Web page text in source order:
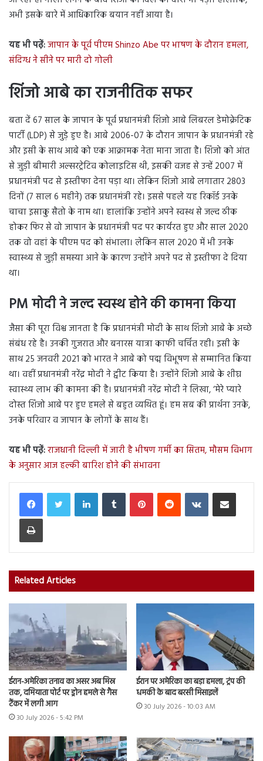
अभी इसके बारे में आधिकारिक बयान नहीं आया है।
यह भी पढ़ें:जापान के पूर्व पीएम Shinzo Abe पर भाषण के दौरान हमला,
संदिग्ध ने सीने पर मारी दो गोली
शिंजो आबे का राजनीतिक सफर
बता दें 67 साल के जापान के पूर्व प्रधानमंत्री शिंजो आबे लिबरल डेमोक्रेटिक
पार्टी (LDP) से जुड़े हुए है। आबे 2006-07 के दौरान जापान के प्रधानमंत्री रहे
और इसी के साथ आबे को एक आक्रामक नेता माना जाता है। शिंजो को आंत
से जुड़ी बीमारी अल्सरट्रेटिव कोलाइटिस थी, इसकी वजह से उन्हें 2007 में
प्रधानमंत्री पद से इस्तीफा देना पड़ा था। लेकिन शिंजो आबे लगातार 2803
दिनों (7 साल 6 महीने) तक प्रधानमंत्री रहे। इससे पहले यह रिकॉर्ड उनके
चाचा इसाकु सैतो के नाम था। हालांकि उन्होंने अपने स्वस्थ से जल्द ठीक
होकर फिर से वो जापान के प्रधानमंत्री पद पर कार्यरत हुए और साल 2020
तक वो वहां के पीएम पद को संभाला। लेकिन साल 2020 में भी उनके
स्वास्थ्य से जुड़ी समस्या आने के कारण उन्होंने अपने पद से इस्तीफा दे दिया
था।
PM मोदी ने जल्द स्वस्थ होने की कामना किया
जैसा की पूरा विश्व जानता है कि प्रधानमंत्री मोदी के साथ शिंजो आबे के अच्छे
संबंध रहे है। उनकी गुजरात और बनारस यात्रा काफी चर्चित रही। इसी के
साथ 25 जनवरी 2021 को भारत ने आबे को पद्म विभूषण से सम्मानित किया
था। वहीं प्रधानमंत्री नरेंद्र मोदी ने ट्वीट किया है। उन्होंने शिंजो आबे के शीघ्र
स्वास्थ्य लाभ की कामना की है। प्रधानमंत्री नरेंद्र मोदी ने लिखा, ‘मेरे प्यारे
दोस्त शिंजो आबे पर हुए हमले से बहुत व्यथित हूं। हम सब की प्रार्थना उनके,
उनके परिवार व जापान के लोगों के साथ हैं।
यह भी पढ़ें:राजधानी दिल्ली में जारी है भीषण गर्मी का सितम, मौसम विभाग
के अनुसार आज हल्की बारिश होने की संभावना
LinkedInTumblr PinterestReddit VKontakteShare via Email
Print
Related Articles
ईरान-अमेरिका तनाव का असर अब मिस्र
तक, दमियाता पोर्ट पर ड्रोन हमले से गैस
टैंकर में लगी आग
30 July 2026 - 5:42 PM
ईरान पर अमेरिका का बड़ा हमला, ट्रंप की
धमकी के बाद बरसी मिसाइलें
30 July 2026 - 10:03 AM